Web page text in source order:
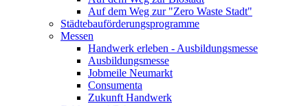
Auf dem Weg zur "Zero Waste Stadt"
Städtebauförderungsprogramme
Messen
Handwerk erleben - Ausbildungsmesse
Ausbildungsmesse
Jobmeile Neumarkt
Consumenta
Zukunft Handwerk